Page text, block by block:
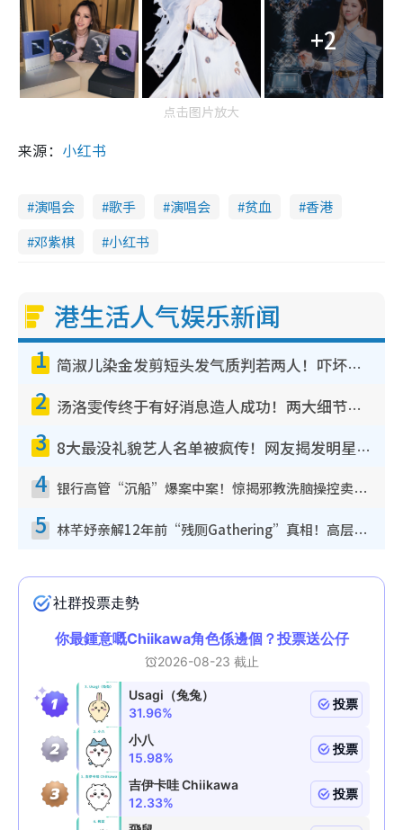
+2
点击图片放大
来源： 小红书
演唱会 歌手 演唱会 贫血
香港
邓紫棋
小红书
港生活人气娱乐新闻
1 简淑儿染金发剪短头发气质判若两人！吓坏老公麦大力都认不出：“你做什么？”
2 汤洛雯传终于有好消息造人成功！两大细节曝孕味极浓引猜测：大肚婆先会咁！
3 8大最没礼貌艺人名单被疯传！网友揭发明星真面目，一致数落这一位是无品天花板？
4 银行高管“沉船”爆案中案！惊揭邪教洗脑操控卖淫被吞600万，幕后黑手讲多错多
5 林芊妤亲解12年前“残厕Gathering”真相！高层解约一句话重创尊严，至今拒返TVB